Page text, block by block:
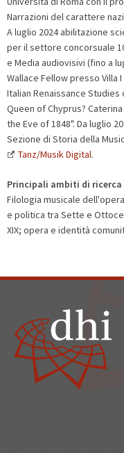
Narrazioni del carattere
A luglio 2024 abilitazione
per il settore concorsuale
e Media audiovisivi (fino a
Wallace Fellow presso Villa
Italian Renaissance
Queen of Chyprus?
the Eve of 1848". Da luglio
Sezione di Storia della
Tanz/Musik Digital.
Principali ambiti di ricerca
Filologia musicale
e politica tra Sette e
XIX; opera e identità